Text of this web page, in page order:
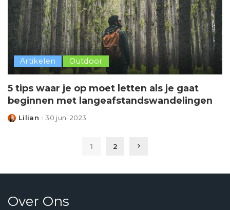
Artikelen Outdoor
5 tips waar je op moet letten als je gaat
beginnen met langeafstandswandelingen
Posted
Lilian 30 juni 2023
1 2
Over Ons